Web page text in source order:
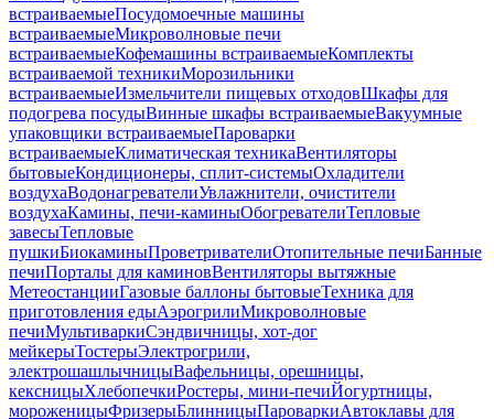
встраиваемыеПосудомоечные машины
встраиваемыеМикроволновые печи
встраиваемыеКофемашины встраиваемыеКомплекты
встраиваемой техникиМорозильники
встраиваемыеИзмельчители пищевых отходовШкафы для
подогрева посудыВинные шкафы встраиваемыеВакуумные
упаковщики встраиваемыеПароварки
встраиваемыеКлиматическая техникаВентиляторы
бытовыеКондиционеры, сплит-системыОхладители
воздухаВодонагревателиУвлажнители, очистители
воздухаКамины, печи-каминыОбогревателиТепловые
завесыТепловые
пушкиБиокаминыПроветривателиОтопительные печиБанные
печиПорталы для каминовВентиляторы вытяжные
МетеостанцииГазовые баллоны бытовыеТехника для
приготовления едыАэрогрилиМикроволновые
печиМультиваркиСэндвичницы, хот-дог
мейкерыТостерыЭлектрогрили,
электрошашлычницыВафельницы, орешницы,
кексницыХлебопечкиРостеры, мини-печиЙогуртницы,
мороженицыФризерыБлинницыПароваркиАвтоклавы для